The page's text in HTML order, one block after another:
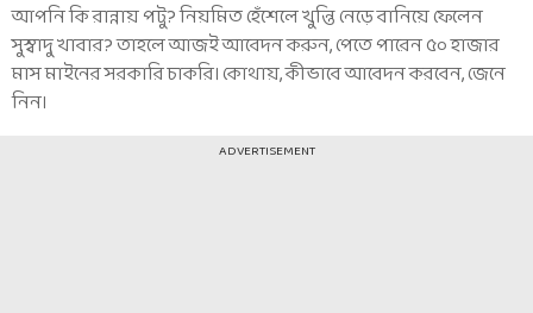
আপনি কি রান্নায় পটু? নিয়মিত হেঁশেলে খুন্তি নেড়ে বানিয়ে ফেলেন
সুস্বাদু খাবার? তাহলে আজই আবেদন করুন, পেতে পারেন ৫০ হাজার
মাস মাইনের সরকারি চাকরি। কোথায়, কীভাবে আবেদন করবেন, জেনে
নিন।
ADVERTISEMENT